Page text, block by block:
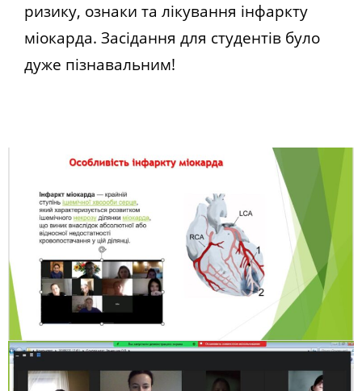
ризику, ознаки та лікування інфаркту
міокарда. Засідання для студентів було
дуже пізнавальним!